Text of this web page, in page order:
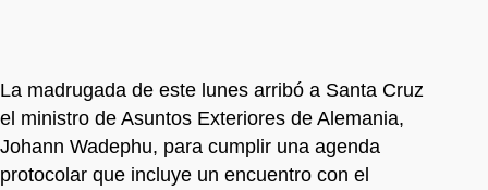
La madrugada de este lunes arribó a Santa Cruz
el ministro de Asuntos Exteriores de Alemania,
Johann Wadephu, para cumplir una agenda
protocolar que incluye un encuentro con el